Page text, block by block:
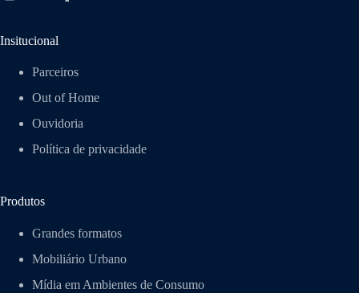
Insitucional
Parceiros
Out of Home
Ouvidoria
Política de privacidade
Produtos
Grandes formatos
Mobiliário Urbano
Mídia em Ambientes de Consumo